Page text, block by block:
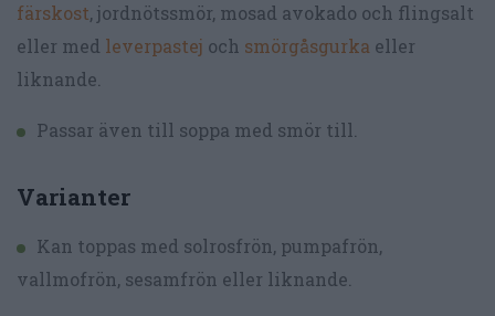
färskost, jordnötssmör, mosad avokado och flingsalt
eller med leverpastej och smörgåsgurka eller
liknande.
Passar även till soppa med smör till.
Varianter
Kan toppas med solrosfrön, pumpafrön,
vallmofrön, sesamfrön eller liknande.